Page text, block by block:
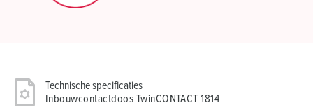
Technische specificaties
Inbouwcontactdoos TwinCONTACT 1814